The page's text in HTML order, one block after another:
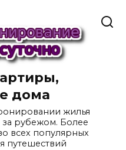
дома
жилья
за рубежом. Более
всех популярных
путешествий